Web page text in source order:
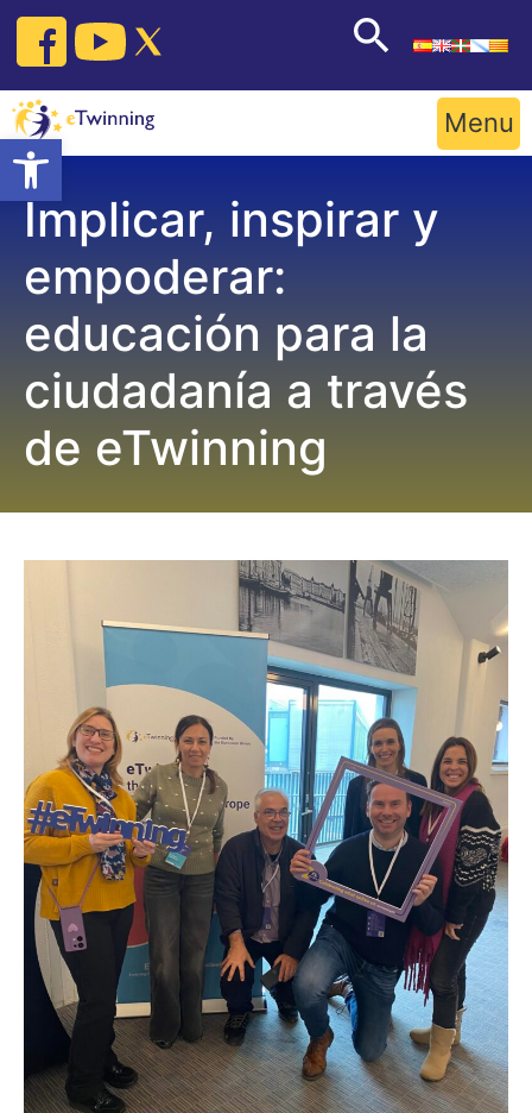
Open toolbar
Skip
content
Menu
Implicar, inspirar y
empoderar:
educación para la
ciudadanía a través
de eTwinning